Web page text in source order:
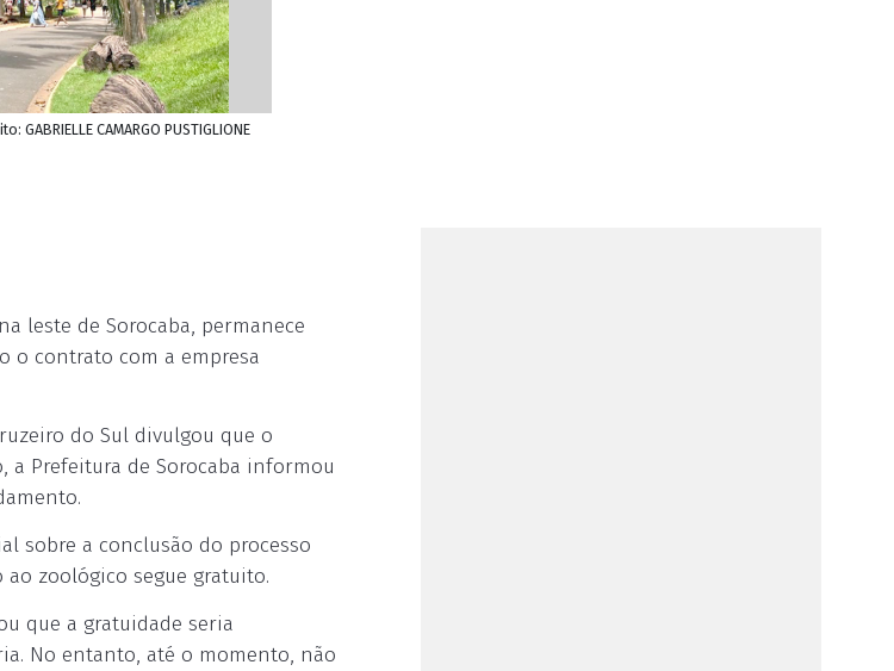
CAMARGO PUSTIGLIONE
leste de Sorocaba, permanece
o contrato com a empresa
do Sul divulgou que o
a Prefeitura de Sorocaba informou
sobre a conclusão do processo
ao zoológico segue gratuito.
que a gratuidade seria
No entanto, até o momento, não